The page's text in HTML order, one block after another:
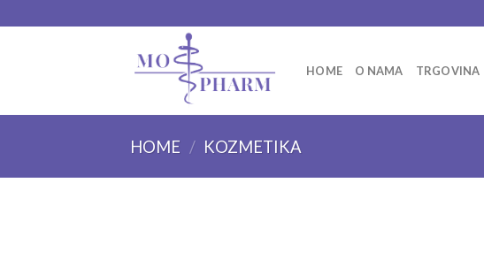
to
HOME O NAMA TRGOVINA
HOME / KOZMETIKA